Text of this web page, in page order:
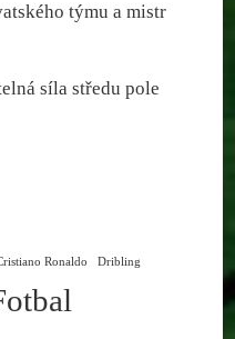
týmu a mistr
síla středu pole
Ronaldo Dribling